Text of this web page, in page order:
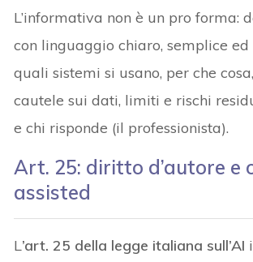
L’informativa non è un pro forma:
con linguaggio chiaro, semplice ed
quali sistemi si usano, per che
cautele sui dati, limiti e rischi
e chi risponde (il professionista).
Art. 25: diritto d’autore e
assisted
L’art. 25 della legge italiana sull’AI